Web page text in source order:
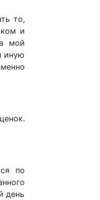
то,
и
мой
иную
по
день